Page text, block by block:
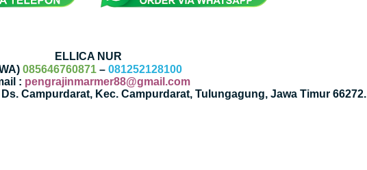
ELLICA NUR
085646760871– 081252128100
: pengrajinmarmer88@gmail.com
Campurdarat, Kec. Campurdarat, Tulungagung, Jawa Timur 66272.